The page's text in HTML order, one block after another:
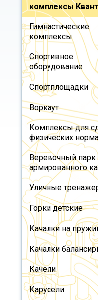
комплексы Квант
Гимнастические
комплексы
Спортивное
оборудование
Спортплощадки
Воркаут
Комплексы для
физических
Веревочный парк
армированного
Уличные
Горки детские
Качалки на
Качалки
Качели
Карусели